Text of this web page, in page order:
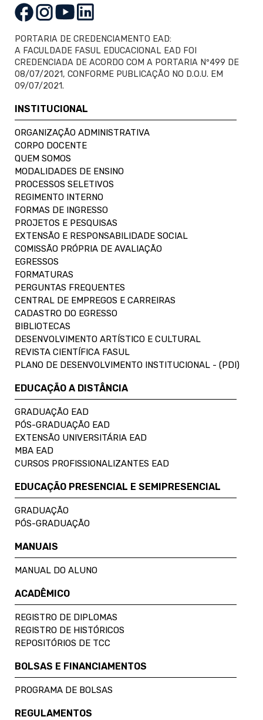
PORTARIA DE CREDENCIAMENTO EAD:
A FACULDADE FASUL EDUCACIONAL EAD FOI
CREDENCIADA DE ACORDO COM A PORTARIA Nº499 DE
08/07/2021, CONFORME PUBLICAÇÃO NO D.O.U. EM
09/07/2021.
INSTITUCIONAL
ORGANIZAÇÃO ADMINISTRATIVA
CORPO DOCENTE
QUEM SOMOS
MODALIDADES DE ENSINO
PROCESSOS SELETIVOS
REGIMENTO INTERNO
FORMAS DE INGRESSO
PROJETOS E PESQUISAS
EXTENSÃO E RESPONSABILIDADE SOCIAL
COMISSÃO PRÓPRIA DE AVALIAÇÃO
EGRESSOS
FORMATURAS
PERGUNTAS FREQUENTES
CENTRAL DE EMPREGOS E CARREIRAS
CADASTRO DO EGRESSO
BIBLIOTECAS
DESENVOLVIMENTO ARTÍSTICO E CULTURAL
REVISTA CIENTÍFICA FASUL
PLANO DE DESENVOLVIMENTO INSTITUCIONAL - (PDI)
EDUCAÇÃO A DISTÂNCIA
GRADUAÇÃO EAD
PÓS-GRADUAÇÃO EAD
EXTENSÃO UNIVERSITÁRIA EAD
MBA EAD
CURSOS PROFISSIONALIZANTES EAD
EDUCAÇÃO PRESENCIAL E SEMIPRESENCIAL
GRADUAÇÃO
PÓS-GRADUAÇÃO
MANUAIS
MANUAL DO ALUNO
ACADÊMICO
REGISTRO DE DIPLOMAS
REGISTRO DE HISTÓRICOS
REPOSITÓRIOS DE TCC
BOLSAS E FINANCIAMENTOS
PROGRAMA DE BOLSAS
REGULAMENTOS